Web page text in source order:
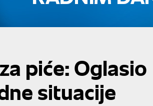
piće: Oglasio
situacije